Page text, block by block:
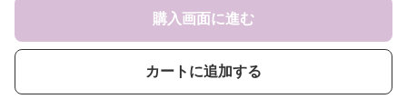
購入画面に進む
カートに追加する